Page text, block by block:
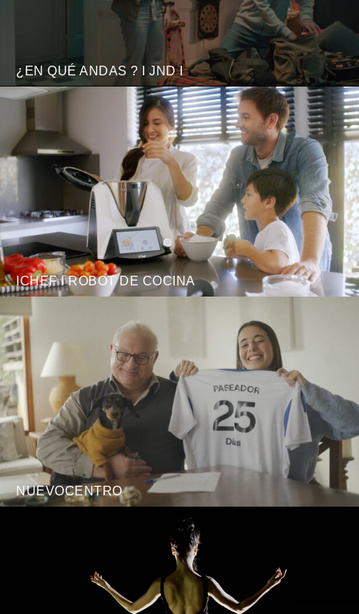
¿EN QUÉ ANDAS ? I JND I
ICHEF I ROBOT DE COCINA
NUEVOCENTRO